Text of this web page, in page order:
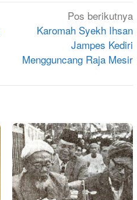
Pos berikutnya
Karomah Syekh Ihsan
Jampes Kediri
Mengguncang Raja Mesir